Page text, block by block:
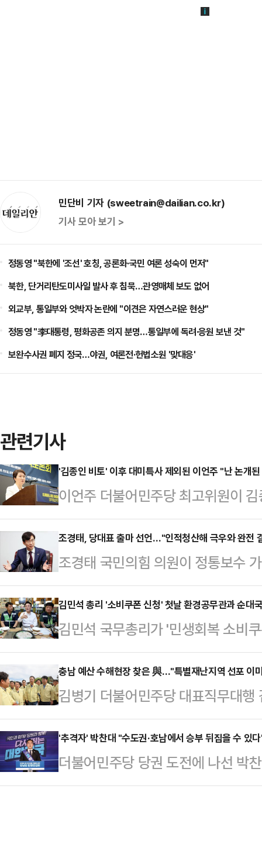
민단비 기자 (sweetrain@dailian.co.kr)
기사 모아 보기 >
정동영 "북한에 '조선' 호칭, 공론화·국민 여론 성숙이 먼저"
북한, 단거리탄도미사일 발사 후 침묵…관영매체 보도 없어
외교부, 통일부와 엇박자 논란에 "이견은 자연스러운 현상"
정동영 "李대통령, 평화공존 의지 분명…통일부에 독려·응원 보낸 것"
보완수사권 폐지 정국…야권, 여론전·헌법소원 '맞대응'
관련기사
'김종인 비토' 이후 대미특사 제외된 이언주 "난 논개
이언주 더불어민주당 최고위원이
께 미국 특사단에 포함됐다가 '김
에서 빠진 데 대해 "경제계의 반대
이언주 최고위원은 21일 MBC라디
윤석열 전 대통령에 대해) '별의 순
주역이 아니냐는 등 당내에서 반대
대한 막말 때문에 경제계에서도 (
심…
조경태, 당대표 출마 선언…"인적청산해 극우와 완전
조경태 국민의힘 의원이 정통보수
속하며 당대표 도전을 선언했다. 특
행 당시 관저에 결집한 당내 의원들
정으로 인적청산의 대상으로 삼겠
서 당대표 출마 선언 기자회견을 열
과 완전히 결별하겠다"고 강조했다
다. 이번 전당대회는 과거를 반성하
기회"라며 "우리 …
김민석 총리 '소비쿠폰 신청' 첫날 환경공무관과 순대
김민석 국무총리가 '민생회복 소비
환경공무관들과 국밥집에서 아침
시 30분 서울 노원구의 한 국밥집
순대국밥 등으로 식사를 했다.김 총
쿠폰 관련 A4 용지 프린트물이 붙
서실장과 심종섭 사회조정실장, 금
석했다.김 총리는 식당 주인에게
회복 소비쿠폰…
충남 예산 수해현장 찾은 與…"특별재난지역 선포 이
김병기 더불어민주당 대표직무대
특별재난지역이 선포될 수 있도록
직무대행은 21일 집중 호우로 인해
(정부에) 이미 (특별재난지역 선포
하우스 피해에 대해서도 응급복구
'추격자' 박찬대 "수도권·호남에서 승부 뒤집을 수 있
더불어민주당 당권 도전에 나선 박
서 경쟁자 정청래 후보에게 패배한